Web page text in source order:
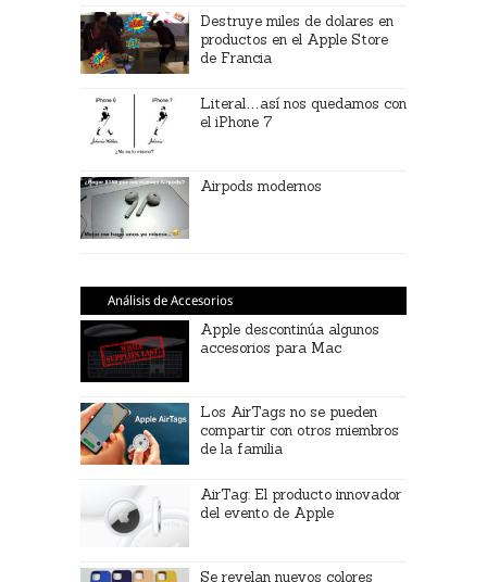
Destruye miles de dolares en
productos en el Apple Store
de Francia
Literal…así nos quedamos con
el iPhone 7
Airpods modernos
Análisis de Accesorios
Apple descontinúa algunos
accesorios para Mac
Los AirTags no se pueden
compartir con otros miembros
de la familia
AirTag: El producto innovador
del evento de Apple
Se revelan nuevos colores